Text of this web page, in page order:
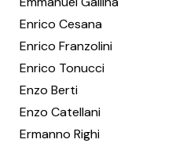
Enrico Cesana
Enrico Franzolini
Enrico Tonucci
Enzo Berti
Enzo Catellani
Ermanno Righi